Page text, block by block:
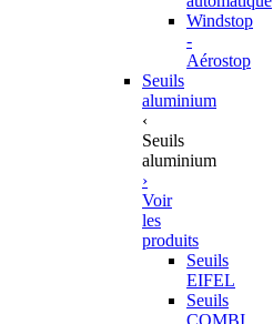
Windstop
-
Aérostop
Seuils
aluminium
‹
Seuils
aluminium
›
Voir
les
produits
Seuils
EIFEL
Seuils
COMBI